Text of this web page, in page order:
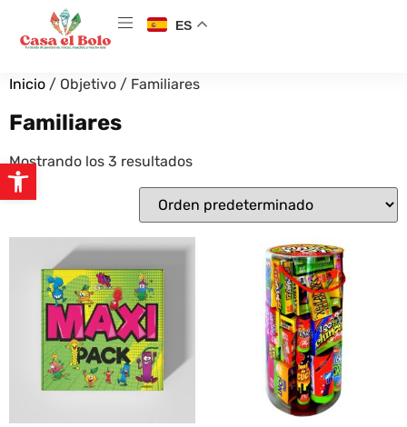
ES
Inicio / Objetivo / Familiares
Familiares
Mostrando los 3 resultados